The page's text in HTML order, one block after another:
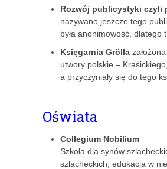
Rozwój publicystyki czyli
nazywano jeszcze tego
była anonimowość, dlatego
Księgarnia Grölla
utwory polskie –
a przyczyniały się do tego
Oświata
Collegium Nobilium
Szkoła dla synów
szlacheckich, edukacja w